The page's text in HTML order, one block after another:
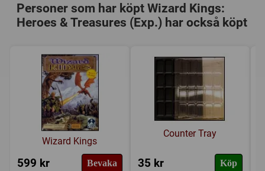
Tillverkare: Columbia Games
Tillverkarens hemsida , BoardGameGeek
Personer som har köpt Wizard Kings:
Heroes & Treasures (Exp.) har också köpt
Wizard Kings
599 kr Bevaka
Counter Tray
35 kr Köp